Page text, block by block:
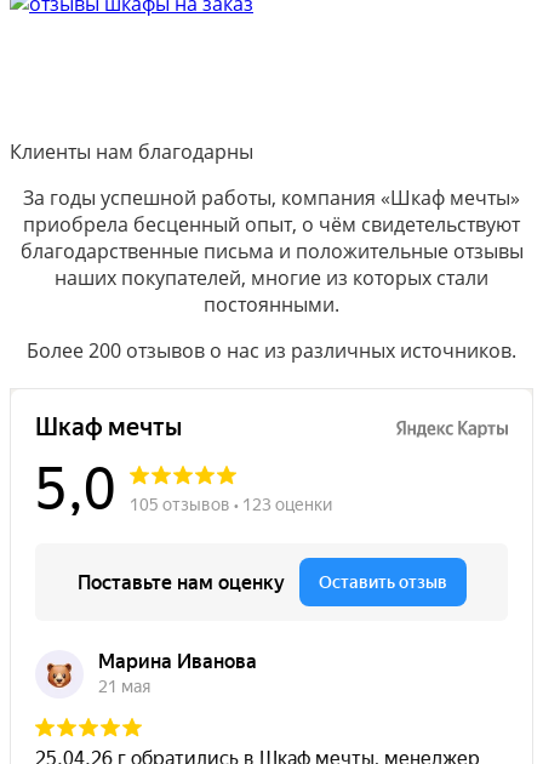
Клиенты нам благодарны
За годы успешной работы, компания «Шкаф мечты»
приобрела бесценный опыт, о чём свидетельствуют
благодарственные письма и положительные отзывы
наших покупателей, многие из которых стали
постоянными.
Более 200 отзывов о нас из различных источников.